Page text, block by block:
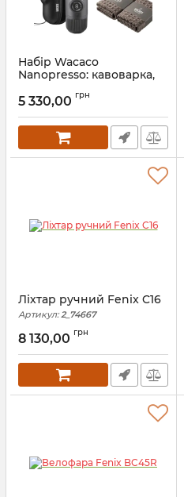
Набір Wacaco
Nanopresso: кавоварка,
рушники бариста
Артикул:9_74311
5 330,00 грн
Ліхтар ручний Fenix C16
Артикул:2_74667
8 130,00 грн